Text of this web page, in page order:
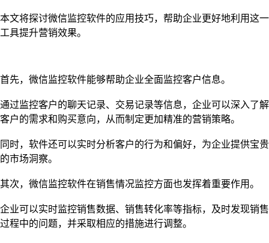
本文将探讨微信监控软件的应用技巧，帮助企业更好地利用这一
工具提升营销效果。
首先，微信监控软件能够帮助企业全面监控客户信息。
通过监控客户的聊天记录、交易记录等信息，企业可以深入了解
客户的需求和购买意向，从而制定更加精准的营销策略。
同时，软件还可以实时分析客户的行为和偏好，为企业提供宝贵
的市场洞察。
其次，微信监控软件在销售情况监控方面也发挥着重要作用。
企业可以实时监控销售数据、销售转化率等指标，及时发现销售
过程中的问题，并采取相应的措施进行调整。